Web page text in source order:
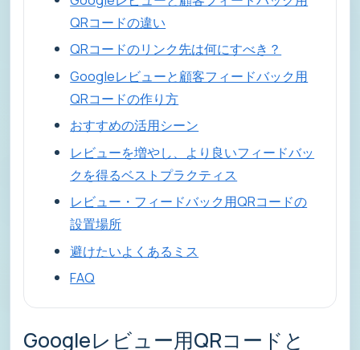
QRコードの違い
QRコードのリンク先は何にすべき？
Googleレビューと顧客フィードバック用
QRコードの作り方
おすすめの活用シーン
レビューを増やし、より良いフィードバッ
クを得るベストプラクティス
レビュー・フィードバック用QRコードの
設置場所
避けたいよくあるミス
FAQ
Googleレビュー用QRコードと